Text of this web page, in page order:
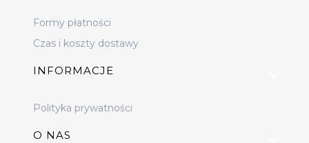
Formy płatności
Czas i koszty dostawy
INFORMACJE
Polityka prywatności
O NAS